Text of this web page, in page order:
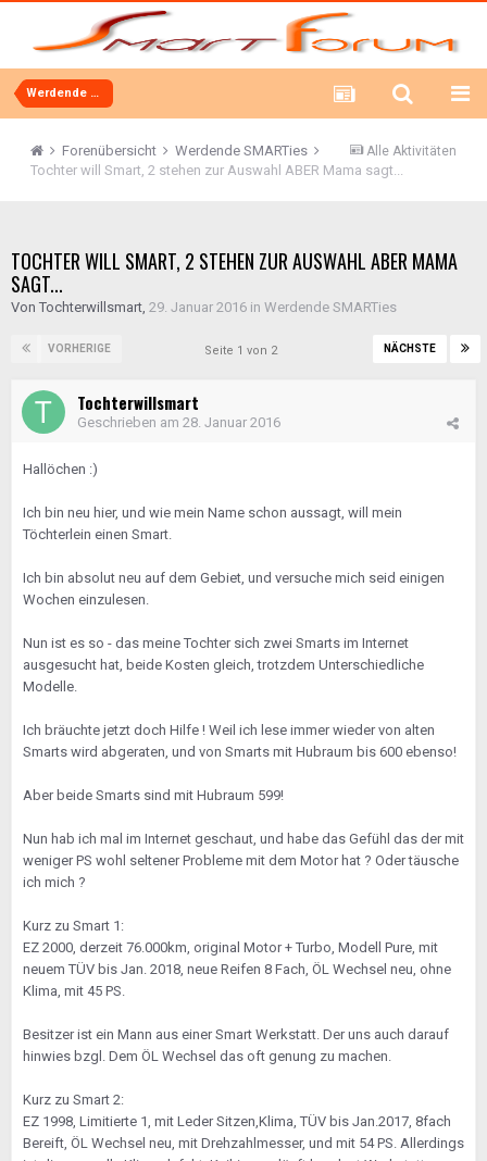
Werdende SMARTies
Alle Aktivitäten
Forenübersicht
Werdende SMARTies
Tochter will Smart, 2 stehen zur Auswahl ABER Mama sagt...
TOCHTER WILL SMART, 2 STEHEN ZUR AUSWAHL ABER MAMA
SAGT...
Von Tochterwillsmart, 29. Januar 2016 in Werdende SMARTies
VORHERIGE NÄCHSTE
Seite 1 von 2
Tochterwillsmart
Geschrieben am 28. Januar 2016
Hallöchen :)
Ich bin neu hier, und wie mein Name schon aussagt, will mein
Töchterlein einen Smart.
Ich bin absolut neu auf dem Gebiet, und versuche mich seid einigen
Wochen einzulesen.
Nun ist es so - das meine Tochter sich zwei Smarts im Internet
ausgesucht hat, beide Kosten gleich, trotzdem Unterschiedliche
Modelle.
Ich bräuchte jetzt doch Hilfe ! Weil ich lese immer wieder von alten
Smarts wird abgeraten, und von Smarts mit Hubraum bis 600 ebenso!
Aber beide Smarts sind mit Hubraum 599!
Nun hab ich mal im Internet geschaut, und habe das Gefühl das der mit
weniger PS wohl seltener Probleme mit dem Motor hat ? Oder täusche
ich mich ?
Kurz zu Smart 1:
EZ 2000, derzeit 76.000km, original Motor + Turbo, Modell Pure, mit
neuem TÜV bis Jan. 2018, neue Reifen 8 Fach, ÖL Wechsel neu, ohne
Klima, mit 45 PS.
Besitzer ist ein Mann aus einer Smart Werkstatt. Der uns auch darauf
hinwies bzgl. Dem ÖL Wechsel das oft genung zu machen.
Kurz zu Smart 2:
EZ 1998, Limitierte 1, mit Leder Sitzen,Klima, TÜV bis Jan.2017, 8fach
Bereift, ÖL Wechsel neu, mit Drehzahlmesser, und mit 54 PS. Allerdings